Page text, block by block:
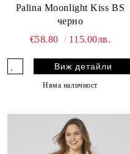
Palina Moonlight Kiss BS
черно
€58.80
115.00лв.
Виж детайли
Няма наличност